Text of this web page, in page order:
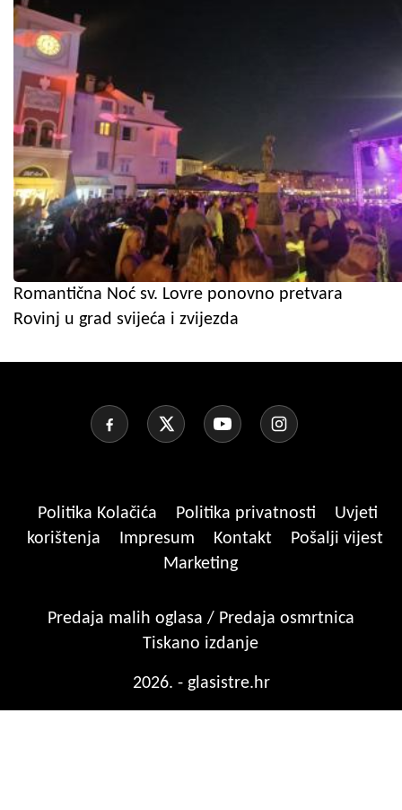
Romantična Noć sv. Lovre ponovno pretvara
Rovinj u grad svijeća i zvijezda
Politika Kolačića Politika privatnosti
Uvjeti
korištenja
Impresum Kontakt
Pošalji vijest
Marketing
Predaja malih oglasa / Predaja osmrtnica
Tiskano izdanje
2026. - glasistre.hr